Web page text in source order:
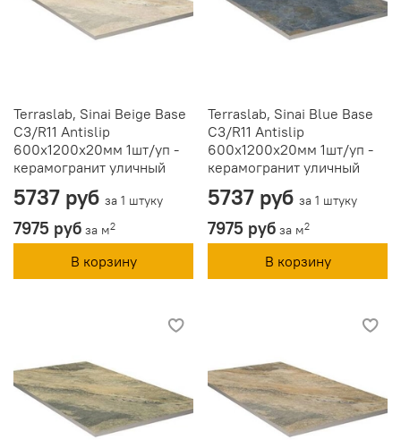
Terraslab, Sinai Beige Base
C3/R11 Antislip
600х1200х20мм 1шт/уп -
керамогранит уличный
5737 руб за 1 штуку
7975 руб за м2
В корзину
Terraslab, Sinai Blue Base
C3/R11 Antislip
600х1200х20мм 1шт/уп -
керамогранит уличный
5737 руб за 1 штуку
7975 руб за м2
В корзину